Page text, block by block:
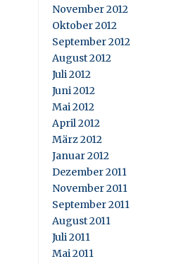
November 2012
Oktober 2012
September 2012
August 2012
Juli 2012
Juni 2012
Mai 2012
April 2012
März 2012
Januar 2012
Dezember 2011
November 2011
September 2011
August 2011
Juli 2011
Mai 2011